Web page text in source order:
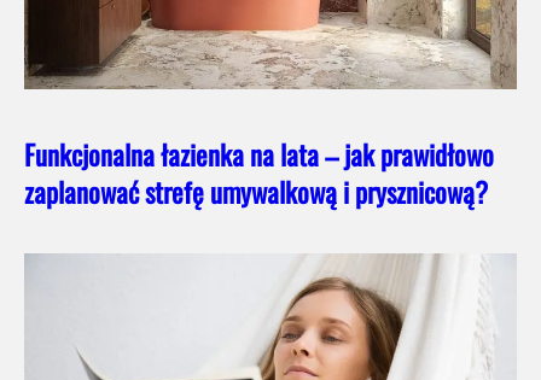
Funkcjonalna łazienka na lata – jak prawidłowo
zaplanować strefę umywalkową i prysznicową?